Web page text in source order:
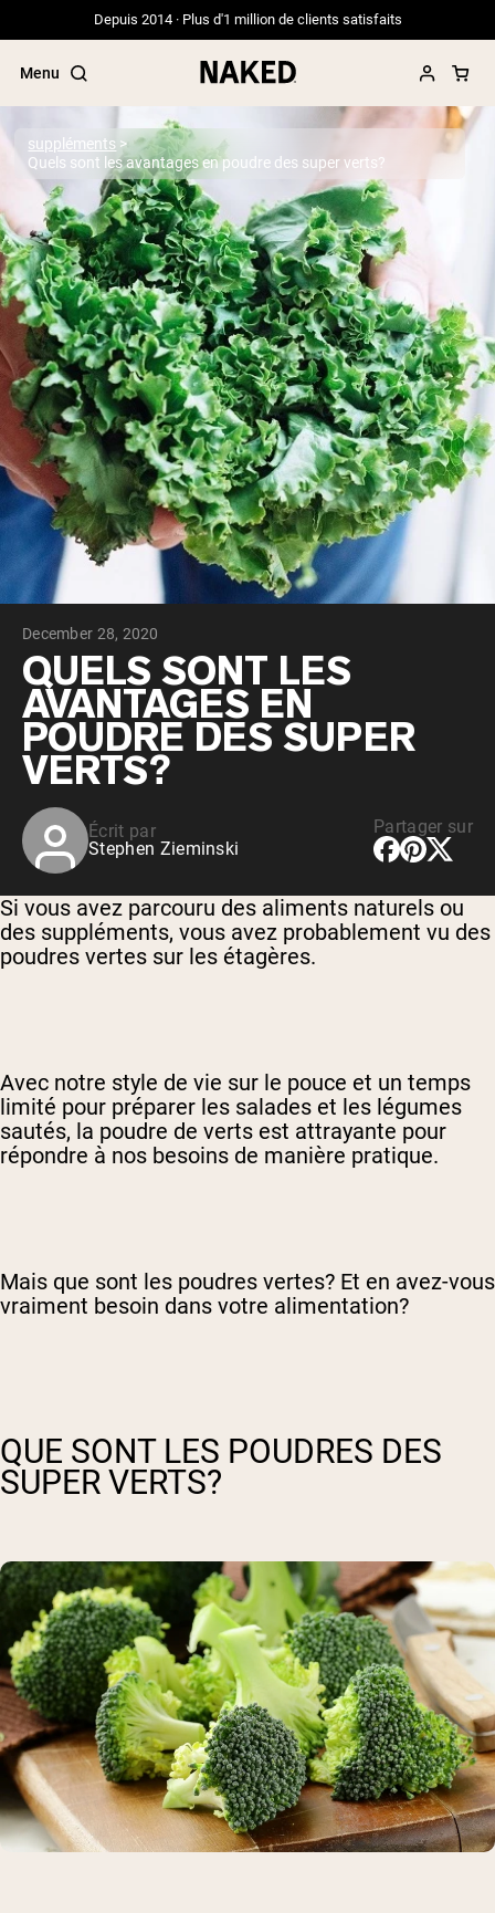
Depuis 2014 · Plus d'1 million de clients satisfaits
Menu
Termes de recherche populaires
”Protein Powder“
”Overnight Oats“
”Vegan protein“
”Collagen“
”Micellar Casein“
PROTÉINES EN POUDREMeilleure Vente
Protéine de pois
Protéine de Whey en Poudre
Peptides de collagène
Whey au chocolat issu de vaches
nourries à l'herbe
Whey de lait de vache nourrie à l'herbe à
la vanille
Whey de vache nourrie à l'herbe
Shop All Protéines En Poudre
PROTÉINES VÉGANES Meilleure Vente
Protéine de pois
Shop All Protéines Véganes
suppléments
Quels sont les avantages en poudre des super verts?
December 28, 2020
QUELS SONT LES
AVANTAGES EN
POUDRE DES SUPER
VERTS?
Écrit par
Stephen Zieminski
Partager sur
Si vous avez parcouru des aliments naturels ou
des suppléments, vous avez probablement vu des
poudres vertes sur les étagères.
Avec notre style de vie sur le pouce et un temps
limité pour préparer les salades et les légumes
sautés, la poudre de verts est attrayante pour
répondre à nos besoins de manière pratique.
Mais que sont les poudres vertes? Et en avez-vous
vraiment besoin dans votre alimentation?
QUE SONT LES POUDRES DES
SUPER VERTS?